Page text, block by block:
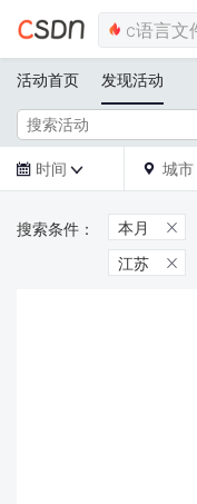
活动首页 发现活动
 时间   城市
本月 
江苏 